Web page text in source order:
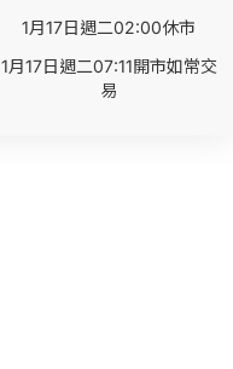
1月17日週二02:00休市
1月17日週二07:11開市如常交
易